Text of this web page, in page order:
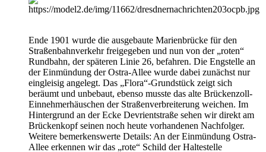
Ende 1901 wurde die ausgebaute Marienbrücke für den
Straßenbahnverkehr freigegeben und nun von der „roten“
Rundbahn, der späteren Linie 26, befahren. Die Engstelle an
der Einmündung der Ostra-Allee wurde dabei zunächst nur
eingleisig angelegt. Das „Flora“-Grundstück zeigt sich
beräumt und unbebaut, ebenso musste das alte Brückenzoll-
Einnehmerhäuschen der Straßenverbreiterung weichen. Im
Hintergrund an der Ecke Devrientstraße sehen wir direkt am
Brückenkopf seinen noch heute vorhandenen Nachfolger.
Weitere bemerkenswerte Details: An der Einmündung Ostra-
Allee erkennen wir das „rote“ Schild der Haltestelle